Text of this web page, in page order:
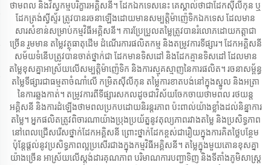
ថាមពល និងវិស្វកម្មបរិក្ខារអគ្គិសនី។ ដែកឯកទេសនេះ គេស្គាល់ថាជាដែកស៊ីលីកុន ឬ
ដែកត្រង់ស្វីស្ទ័រ ត្រូវបានរចនាឡើងដោយមានសម្បត្តិម៉ាញ៉េទិកឯកទេស ដែលមាន
សារសំខាន់សម្រាប់កម្មវិធីអគ្គិសនី។ ការប្រែប្រួលតម្លៃត្រូវបានរំលោភដោយកត្តាជា
ច្រើន រួមមាន តម្លៃវត្ថុធាតុដើម ដំណើរការផលិតកម្ម និងតម្រូវការទីផ្សារ។ ដែកអគ្គិសនី
សម័យទំនើបត្រូវបានចាត់ថ្នាក់ជា ដែកមានទិសដៅ និងដែកគ្មានទិសដៅ ដែលមាន
តម្លៃខុសគ្នាអាស្រ័យលើសម្បត្តិម៉ាញ៉េទិក និងការស្មុគស្មាញនៃការផលិត។ រចនាសម្ព័ន្ធ
តម្លៃទីផ្សារជាធម្មតាចំណាំលើ កម្រិតស៊ីលីកុន តម្លៃការខាតបង់នៅក្នុងស្នូល និងអត្រា
នៃការឆ្លងកាត់។ តម្រូវការពីទីផ្សារសកលដូចជាវិស័យចែកចាយថាមពល រថយន្ត
អគ្គិសនី និងការដំឡើងថាមពលប្រកបដោយនិរន្តរភាព ប៉ះពាល់យ៉ាងខ្លាំងដល់និន្នាការ
តម្លៃ។ អ្នកផលិតត្រូវពិចារណាយ៉ាងប្រុងប្រយ័ត្ននូវតុល្យភាពរវាងតម្លៃ និងប្រសិទ្ធភាព
នៅពេលជ្រើសរើសថ្នាក់ដែកអគ្គិសនី ព្រោះថ្នាក់ដែកខ្ពស់ជារឿយក្នុងការគិតថ្លៃបន្ថែម
ប៉ុន្តែផ្តល់នូវប្រសិទ្ធភាពល្អប្រសើរជាងក្នុងកម្មវិធីអគ្គិសនី។ តម្លៃក្នុងមួយតោនខុសគ្នា
យ៉ាងច្រើន អាស្រ័យលើស្តង់ដារគុណភាព បរិមាណការបញ្ជាទិញ និងទីតាំងភូមិសាស្ត្រ